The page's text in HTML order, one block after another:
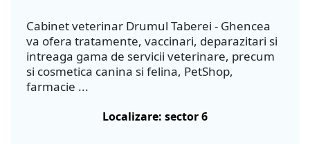
Cabinet veterinar Drumul Taberei - Ghencea
va ofera tratamente, vaccinari, deparazitari si
intreaga gama de servicii veterinare, precum
si cosmetica canina si felina, PetShop,
farmacie ...
Localizare: sector 6